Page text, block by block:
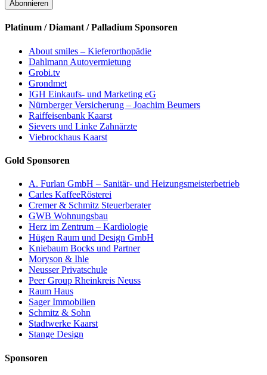
Platinum / Diamant / Palladium Sponsoren
About smiles – Kieferorthopädie
Dahlmann Autovermietung
Grobi.tv
Grondmet
IGH Einkaufs- und Marketing eG
Nürnberger Versicherung – Joachim Beumers
Raiffeisenbank Kaarst
Sievers und Linke Zahnärzte
Viebrockhaus Kaarst
Gold Sponsoren
A. Furlan GmbH – Sanitär- und Heizungsmeisterbetrieb
Carles KaffeeRösterei
Cremer & Schmitz Steuerberater
GWB Wohnungsbau
Herz im Zentrum – Kardiologie
Hügen Raum und Design GmbH
Kniebaum Bocks und Partner
Moryson & Ihle
Neusser Privatschule
Peer Group Rheinkreis Neuss
Raum Haus
Sager Immobilien
Schmitz & Sohn
Stadtwerke Kaarst
Stange Design
Sponsoren